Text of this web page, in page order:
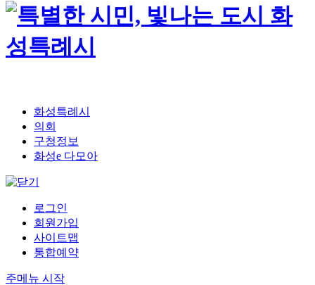
화성특례시
의회
구청정보
화성e 다모아
로그인
회원가입
사이트맵
통합예약
주메뉴 시작